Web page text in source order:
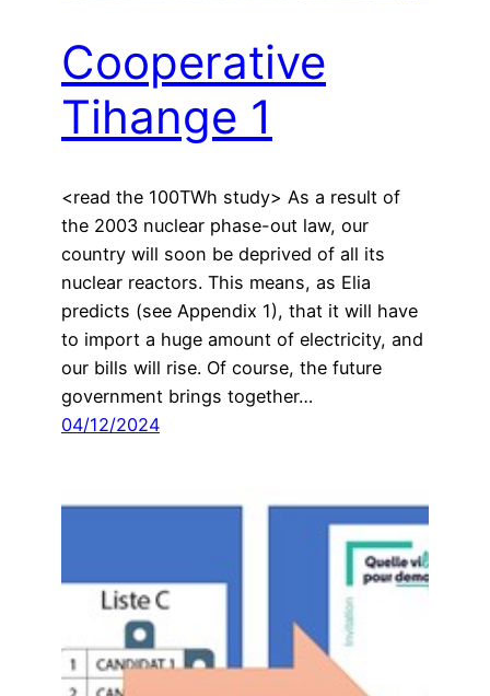
Cooperative
Tihange 1
<read the 100TWh study> As a result of
the 2003 nuclear phase-out law, our
country will soon be deprived of all its
nuclear reactors. This means, as Elia
predicts (see Appendix 1), that it will have
to import a huge amount of electricity, and
our bills will rise. Of course, the future
government brings together…
04/12/2024